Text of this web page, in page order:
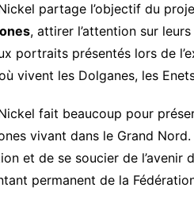
partage l’objectif du
, attirer l’attention sur
portraits présentés lors de
vivent les Dolganes, les
fait beaucoup pour
vivant dans le Grand Nord.
et de se soucier de
permanent de la